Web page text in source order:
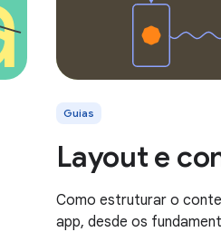
Guias
Layout e
Como estruturar o
app, desde os